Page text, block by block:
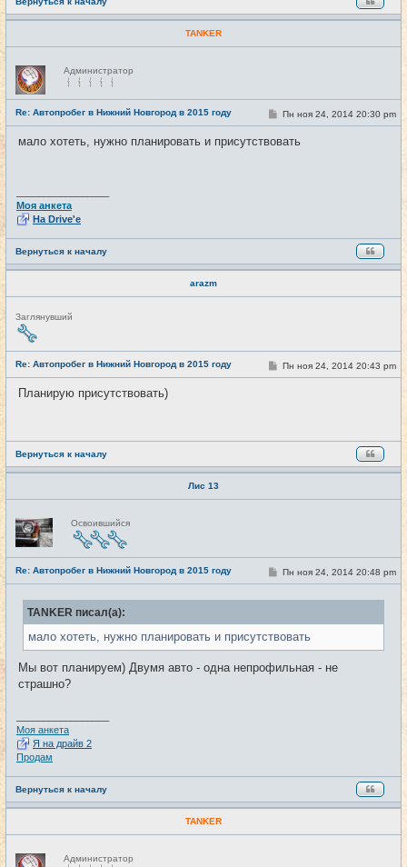
TANKER
Н
е
в
с
е
т
и
Администратор
Re: Автопробег в Нижний Новгород в 2015 году #19
С
о
б
Пн ноя 24, 2014 20:30 pm
мало хотеть, нужно планировать и присутствовать
Моя анкета
На Drive'e
Вернуться к началу
arazm
Н
е
в
т
и
Заглянувший
Re: Автопробег в Нижний Новгород в 2015 году #20
С
о
и
Пн ноя 24, 2014 20:43 pm
Планирую присутствовать)
Вернуться к началу
Лис 13
Н
е
в
с
е
т
и
Освоившийся
Re: Автопробег в Нижний Новгород в 2015 году #21
С
о
е
н
Пн ноя 24, 2014 20:48 pm
TANKER писал(а):
мало хотеть, нужно планировать и присутствовать
Мы вот планируем) Двумя авто - одна непрофильная - не
страшно?
Моя анкета
Я на драйв 2
Продам
Вернуться к началу
TANKER
Н
е
Администратор